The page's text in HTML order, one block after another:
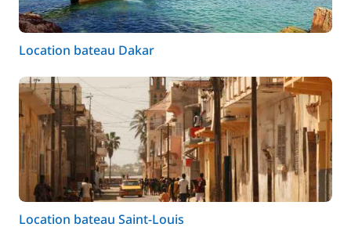
Location bateau Dakar
Location bateau Saint-Louis